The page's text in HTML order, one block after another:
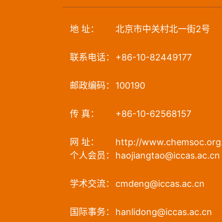
地 址： 北京市中关村北一街2号
联系电话： +86-10-82449177
邮政编码： 100190
传 真： +86-10-62568157
网 址：
http://
个人会员：
haojiangtao@iccas.ac.cn
学术交流： cmdeng@iccas.ac.cn
国际事务： hanlidong@iccas.ac.cn